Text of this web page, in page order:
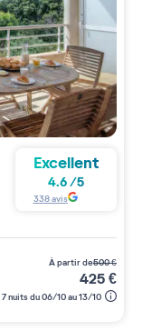
Excellent
4.6/5
338avis
à partir de500€
425€
7 nuits du 06/10 au 13/10